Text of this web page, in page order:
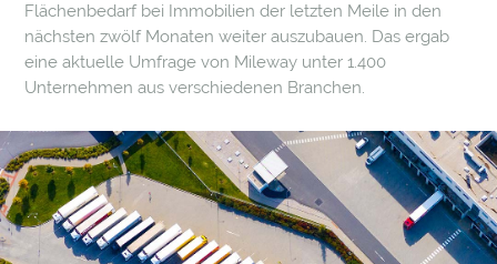
Flächenbedarf bei Immobilien der letzten Meile in den
nächsten zwölf Monaten weiter auszubauen. Das ergab
eine aktuelle Umfrage von Mileway unter 1.400
Unternehmen aus verschiedenen Branchen.